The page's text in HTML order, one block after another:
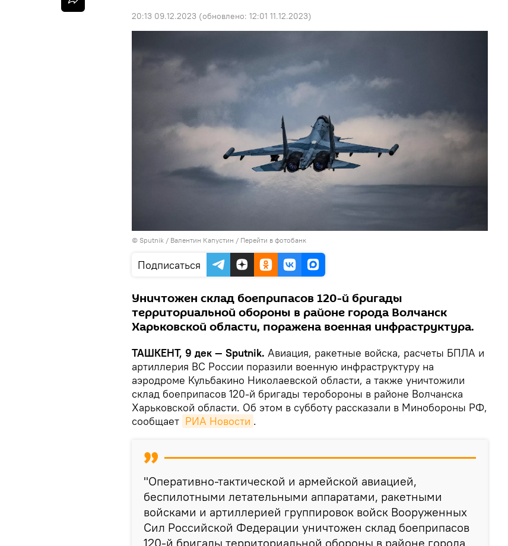
20:13 09.12.2023 (обновлено: 12:01 11.12.2023)
© Sputnik / Валентин Капустин / Перейти в фотобанк
Подписаться
Уничтожен склад боеприпасов 120-й бригады
территориальной обороны в районе города Волчанск
Харьковской области, поражена военная инфраструктура.
ТАШКЕНТ, 9 дек — Sputnik. Авиация, ракетные войска, расчеты БПЛА и
артиллерия ВС России поразили военную инфраструктуру на
аэродроме Кульбакино Николаевской области, а также уничтожили
склад боеприпасов 120-й бригады теробороны в районе Волчанска
Харьковской области. Об этом в субботу рассказали в Минобороны РФ,
сообщает РИА Новости .
"Оперативно-тактической и армейской авиацией,
беспилотными летательными аппаратами, ракетными
войсками и артиллерией группировок войск Вооруженных
Сил Российской Федерации уничтожен склад боеприпасов
120-й бригады территориальной обороны в районе города